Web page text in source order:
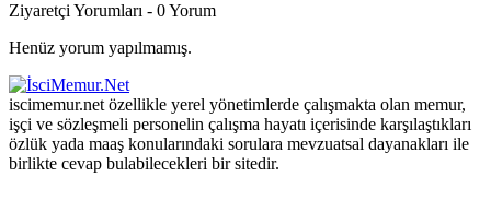
Ziyaretçi Yorumları - 0 Yorum
Henüz yorum yapılmamış.
iscimemur.net özellikle yerel yönetimlerde çalışmakta olan memur,
işçi ve sözleşmeli personelin çalışma hayatı içerisinde karşılaştıkları
özlük yada maaş konularındaki sorulara mevzuatsal dayanakları ile
birlikte cevap bulabilecekleri bir sitedir.